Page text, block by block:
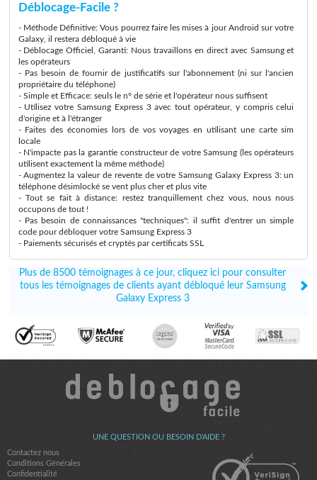
Déblocage-Facile ?
- Méthode Définitive: Vous pourrez faire les mises à jour Android sur votre
Galaxy, il restera débloqué à vie
- Déblocage Officiel, Garanti: Nous travaillons en direct avec Samsung et
les opérateurs
- Pas besoin de fournir de justificatifs sur l'abonnement (ni sur l'ancien
propriétaire du téléphone)
- Simple et Efficace: seuls le n° de série et l'opérateur nous suffisent
- Utilisez votre Samsung Express 3 avec tout opérateur, y compris celui
d'origine et à l'étranger
- Faites des économies lors de vos voyages en utilisant une carte sim
locale
- N'impacte pas la garantie constructeur de votre Samsung (les opérateurs
utilisent exactement la même méthode)
- Augmentez la valeur de revente de votre Samsung Galaxy Express 3: un
téléphone désimlocké se vent plus cher et plus vite
- Tout se fait à distance: restez tranquillement chez vous, nous nous
occupons de tout !
- Pas besoin de connaissances "techniques": il suffit d'entrer un simple
code pour débloquer votre Samsung Express 3
- Paiements sécurisés et cryptés par certificats SSL
Plus de 8500 témoignages à ce jour, cliquez ici pour consulter
tous les témoignages de clients ayant débloqué leur Samsung
Galaxy Express 3
UNE QUESTION OU BESOIN D'AIDE ?
Contactez nous
Conditions Générales
Confidentialité